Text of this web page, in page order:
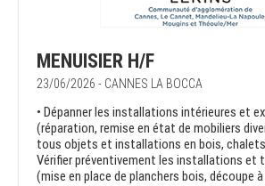
MENUISIER H/F
23/06/2026 - CANNES LA BOCCA
• Dépanner les installations intérieures et
(réparation, remise en état de mobiliers
tous objets et installations en bois,
Vérifier préventivement les installations et
(mise en place de planchers bois, découpe à